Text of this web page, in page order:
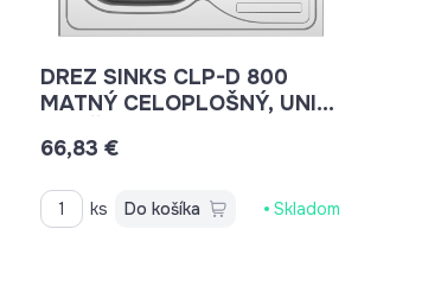
DREZ SINKS CLP-D 800
MATNÝ CELOPLOŠNÝ, UNIV.
STSCPM8006005M
66,83 €
ks Do košíka Skladom